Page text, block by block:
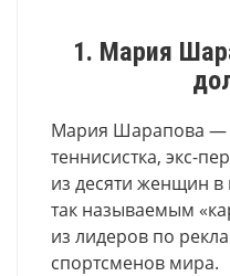
1. Мария
Мария Шарапова —
теннисистка, экс-
из десяти женщин в
так называемым
из лидеров по
спортсменов мира.